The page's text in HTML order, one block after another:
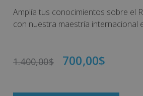
Amplía tus conocimientos sobre el
con nuestra maestría internacional
1.400,00$ 700,00$